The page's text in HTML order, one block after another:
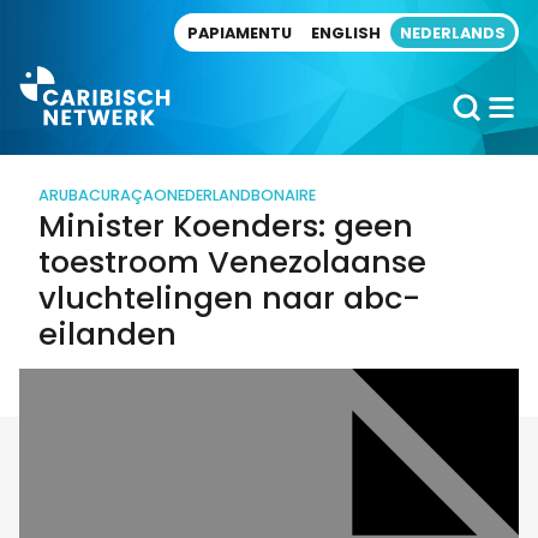
PAPIAMENTU ENGLISH NEDERLANDS
ARUBACURAÇAONEDERLANDBONAIRE
Minister Koenders: geen
toestroom Venezolaanse
vluchtelingen naar abc-
eilanden